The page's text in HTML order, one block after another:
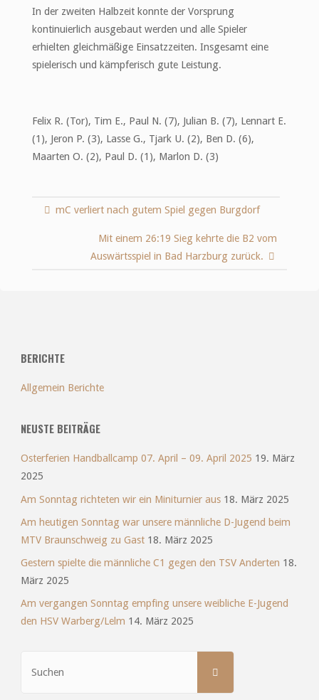
In der zweiten Halbzeit konnte der Vorsprung
kontinuierlich ausgebaut werden und alle Spieler
erhielten gleichmäßige Einsatzzeiten. Insgesamt eine
spielerisch und kämpferisch gute Leistung.
Felix R. (Tor), Tim E., Paul N. (7), Julian B. (7), Lennart E.
(1), Jeron P. (3), Lasse G., Tjark U. (2), Ben D. (6),
Maarten O. (2), Paul D. (1), Marlon D. (3)
mC verliert nach gutem Spiel gegen Burgdorf
Mit einem 26:19 Sieg kehrte die B2 vom
Auswärtsspiel in Bad Harzburg zurück.
BERICHTE
Allgemein Berichte
NEUSTE BEITRÄGE
Osterferien Handballcamp 07. April – 09. April 2025 19. März
2025
Am Sonntag richteten wir ein Miniturnier aus 18. März 2025
Am heutigen Sonntag war unsere männliche D-Jugend beim
MTV Braunschweig zu Gast 18. März 2025
Gestern spielte die männliche C1 gegen den TSV Anderten 18.
März 2025
Am vergangen Sonntag empfing unsere weibliche E-Jugend
den HSV Warberg/Lelm 14. März 2025
SUCHEN